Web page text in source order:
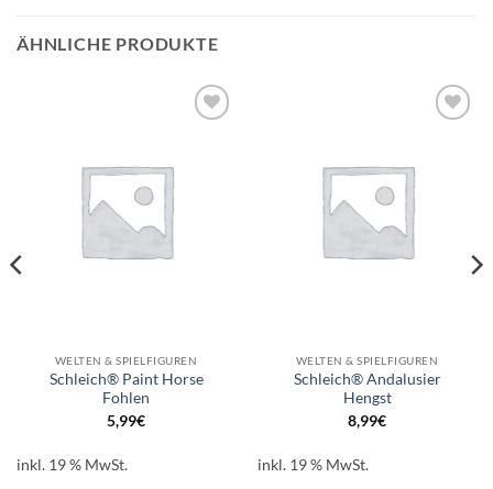
ÄHNLICHE PRODUKTE
WELTEN & SPIELFIGUREN
Schleich® Paint Horse
Fohlen
5,99€
inkl. 19 % MwSt.
WELTEN & SPIELFIGUREN
Schleich® Andalusier
Hengst
8,99€
inkl. 19 % MwSt.